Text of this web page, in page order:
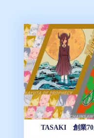
TASAKI 創業70